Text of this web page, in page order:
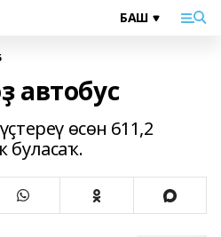
автобус
өсөн 611,2
буласаҡ.